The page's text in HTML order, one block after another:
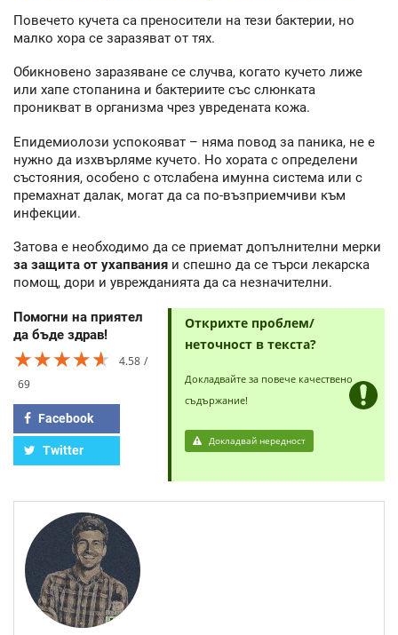
Повечето кучета са преносители на тези бактерии, но
малко хора се заразяват от тях.
Обикновено заразяване се случва, когато кучето лиже
или хапе стопанина и бактериите със слюнката
проникват в организма чрез увредената кожа.
Епидемиолози успокояват – няма повод за паника, не е
нужно да изхвърляме кучето. Но хората с определени
състояния, особено с отслабена имунна система или с
премахнат далак, могат да са по-възприемчиви към
инфекции.
Затова е необходимо да се приемат допълнителни мерки
за защита от ухапвания и спешно да се търси лекарска
помощ, дори и уврежданията да са незначителни.
Помогни на приятел
да бъде здрав!
★★★★★
★★★★★
★★★★★
4.58
69
Facebook
Twitter
Открихте проблем/
неточност в текста?
Докладвайте за повече качествено
съдържание!
Докладвай нередност